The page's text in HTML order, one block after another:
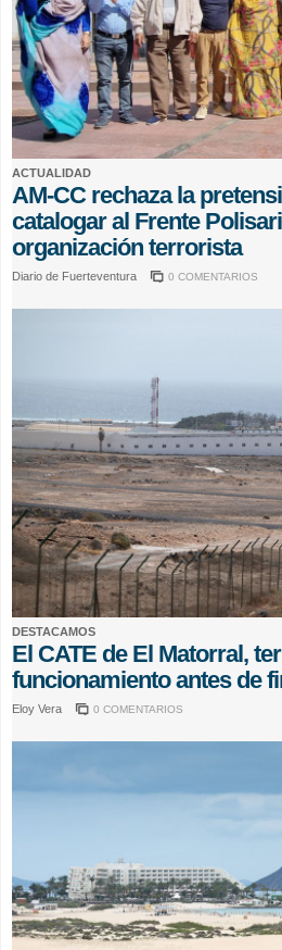
ACTUALIDAD
AM-CC rechaza la
catalogar al Frente
organización terrorista
Diario de Fuerteventura 0 COMENTARIOS
DESTACAMOS
El CATE de El Matorral,
funcionamiento antes de
Eloy Vera 0 COMENTARIOS